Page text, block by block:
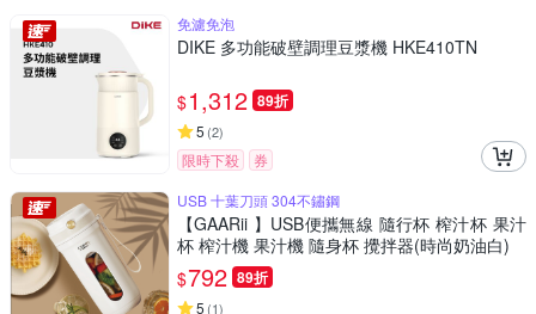
免濾免泡
DIKE 多功能破壁調理豆漿機 HKE410TN
$1,312 89折
5 (2)
限時下殺
券
USB 十葉刀頭 304不鏽鋼
【GAARii 】USB便攜無線 隨行杯 榨汁杯 果汁
杯 榨汁機 果汁機 隨身杯 攪拌器(時尚奶油白)
$792 89折
5 (1)